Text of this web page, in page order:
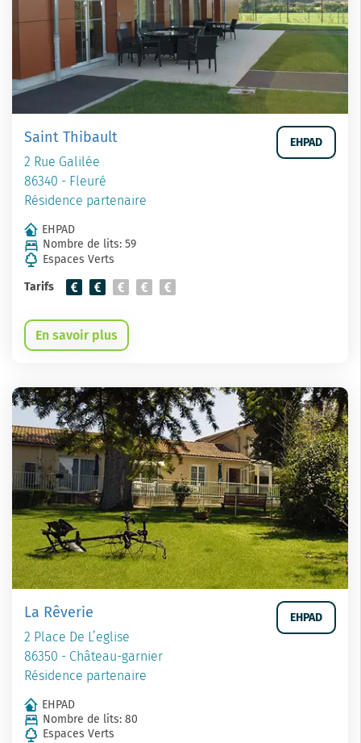
Saint Thibault
2 Rue Galilée
86340 - Fleuré
Résidence partenaire
EHPAD
EHPAD
Nombre de lits: 59
Espaces Verts
Tarifs
En savoir plus
La Rêverie
2 Place De L’eglise
86350 - Château-garnier
Résidence partenaire
EHPAD
EHPAD
Nombre de lits: 80
Espaces Verts